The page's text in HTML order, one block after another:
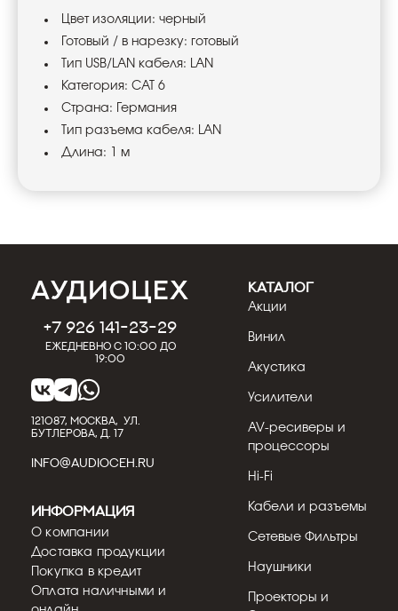
Цвет изоляции: черный
Готовый / в нарезку: готовый
Тип USB/LAN кабеля: LAN
Категория: CAT 6
Страна: Германия
Тип разъема кабеля: LAN
Длина: 1 м
+7 926 141-23-29
Ежедневно с 10:00 до
19:00
121087, МОСКВА, УЛ.
БУТЛЕРОВА, Д. 17
INFO@AUDIOCEH.RU
КАТАЛОГ
Акции
Винил
Акустика
Усилители
AV-ресиверы и
процессоры
Hi-Fi
Кабели и разъемы
Сетевые Фильтры
Наушники
Проекторы и
Информация
О компании
Доставка продукции
Покупка в кредит
Оплата наличными и